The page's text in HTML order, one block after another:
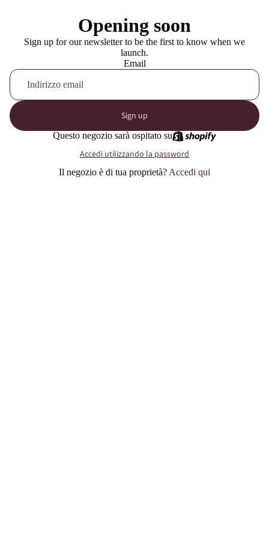
Opening soon
Sign up for our newsletter to be the first to know when we
launch.
Email
Sign up
Questo negozio sarà ospitato su
Accedi utilizzando la password
Il negozio è di tua proprietà? Accedi qui